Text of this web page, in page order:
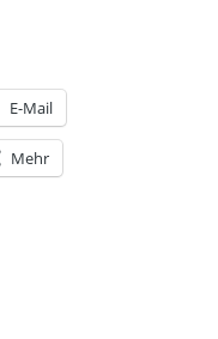
E-Mail
Mehr